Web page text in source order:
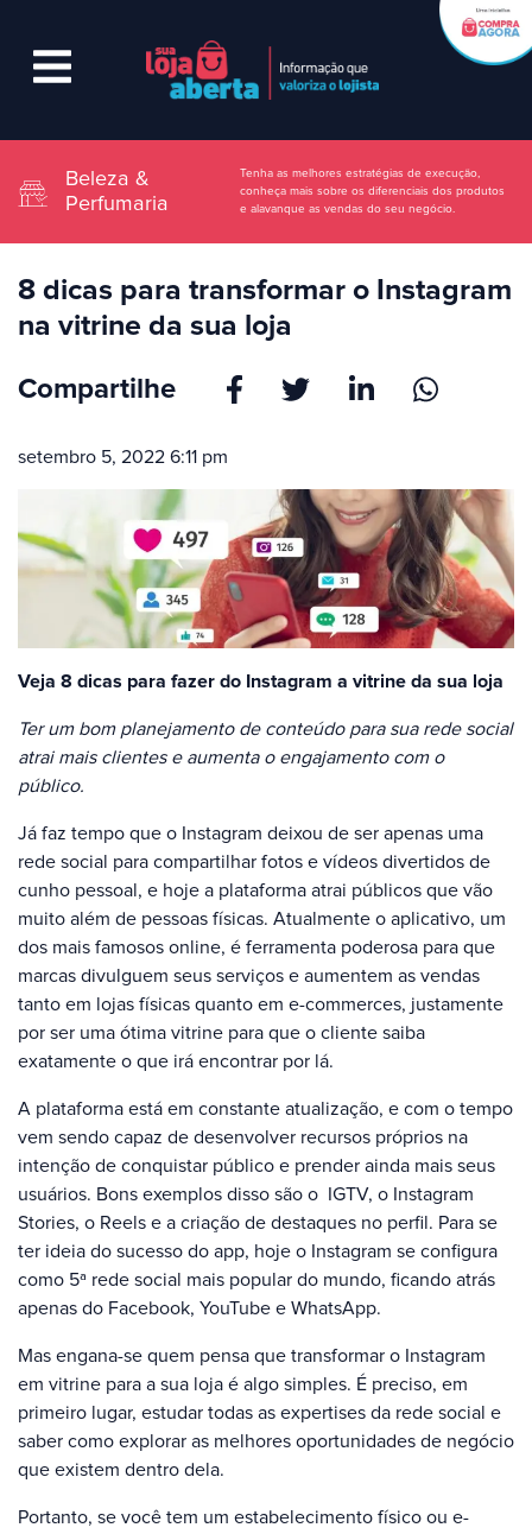
Beleza &
Perfumaria
Tenha as melhores estratégias de execução,
conheça mais sobre os diferenciais dos produtos
e alavanque as vendas do seu negócio.
8 dicas para transformar o Instagram
na vitrine da sua loja
Compartilhe
setembro 5, 2022 6:11 pm
Veja 8 dicas para fazer do Instagram a vitrine da sua loja
Ter um bom planejamento de conteúdo para sua rede social
atrai mais clientes e aumenta o engajamento com o
público.
Já faz tempo que o Instagram deixou de ser apenas uma
rede social para compartilhar fotos e vídeos divertidos de
cunho pessoal, e hoje a plataforma atrai públicos que vão
muito além de pessoas físicas. Atualmente o aplicativo, um
dos mais famosos online, é ferramenta poderosa para que
marcas divulguem seus serviços e aumentem as vendas
tanto em lojas físicas quanto em e-commerces, justamente
por ser uma ótima vitrine para que o cliente saiba
exatamente o que irá encontrar por lá.
A plataforma está em constante atualização, e com o tempo
vem sendo capaz de desenvolver recursos próprios na
intenção de conquistar público e prender ainda mais seus
usuários. Bons exemplos disso são o IGTV, o Instagram
Stories, o Reels e a criação de destaques no perfil. Para se
ter ideia do sucesso do app, hoje o Instagram se configura
como 5ª rede social mais popular do mundo, ficando atrás
apenas do Facebook, YouTube e WhatsApp.
Mas engana-se quem pensa que transformar o Instagram
em vitrine para a sua loja é algo simples. É preciso, em
primeiro lugar, estudar todas as expertises da rede social e
saber como explorar as melhores oportunidades de negócio
que existem dentro dela.
Portanto, se você tem um estabelecimento físico ou e-